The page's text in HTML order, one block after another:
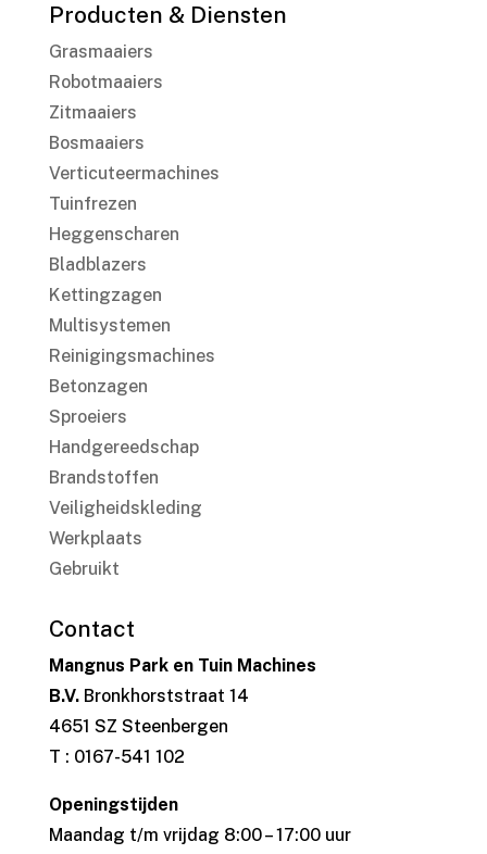
Producten & Diensten
Grasmaaiers
Robotmaaiers
Zitmaaiers
Bosmaaiers
Verticuteermachines
Tuinfrezen
Heggenscharen
Bladblazers
Kettingzagen
Multisystemen
Reinigingsmachines
Betonzagen
Sproeiers
Handgereedschap
Brandstoffen
Veiligheidskleding
Werkplaats
Gebruikt
Contact
Mangnus Park en Tuin Machines
B.V.Bronkhorststraat 14
4651 SZ Steenbergen
T : 0167-541 102
Openingstijden
Maandag t/m vrijdag 8:00 – 17:00 uur